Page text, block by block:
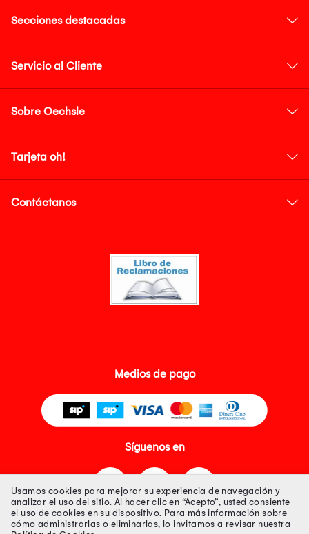
Secciones destacadas
Servicio al Cliente
Sobre Oechsle
Tarjeta oh!
Contáctanos
Medios de pago
Síguenos en
Usamos cookies para mejorar su experiencia de navegación y
analizar el uso del sitio. Al hacer clic en “Acepto”, usted consiente
el uso de cookies en su dispositivo. Para más información sobre
cómo administrarlas o eliminarlas, lo invitamos a revisar nuestra